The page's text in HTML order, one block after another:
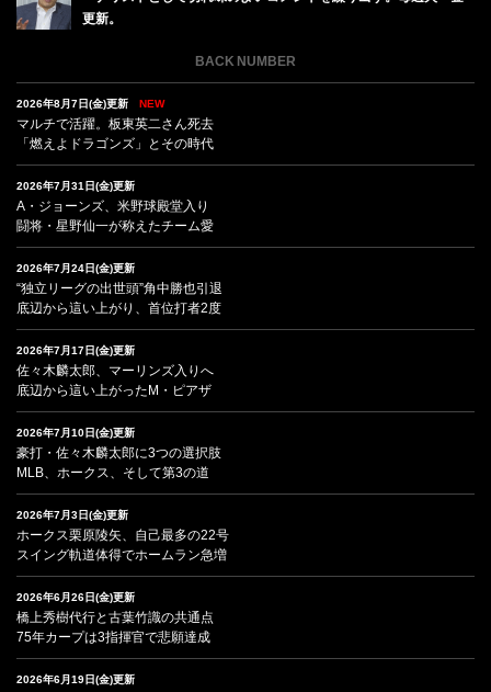
更新。
BACK NUMBER
2026年8月7日(金)更新 NEW
マルチで活躍。板東英二さん死去
「燃えよドラゴンズ」とその時代
2026年7月31日(金)更新
A・ジョーンズ、米野球殿堂入り
闘将・星野仙一が称えたチーム愛
2026年7月24日(金)更新
“独立リーグの出世頭”角中勝也引退
底辺から這い上がり、首位打者2度
2026年7月17日(金)更新
佐々木麟太郎、マーリンズ入りへ
底辺から這い上がったM・ピアザ
2026年7月10日(金)更新
豪打・佐々木麟太郎に3つの選択肢
MLB、ホークス、そして第3の道
2026年7月3日(金)更新
ホークス栗原陵矢、自己最多の22号
スイング軌道体得でホームラン急増
2026年6月26日(金)更新
橋上秀樹代行と古葉竹識の共通点
75年カープは3指揮官で悲願達成
2026年6月19日(金)更新